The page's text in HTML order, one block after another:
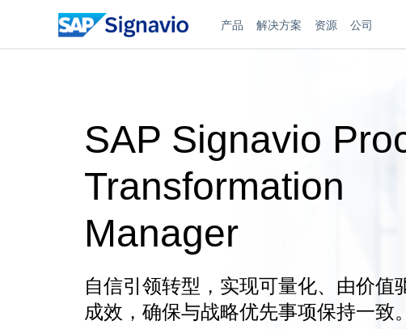
产品 解决方案 资源 公司
SAP Signavio
Transformation
Manager
自信引领转型，实现可量化、由价值
成效，确保与战略优先事项保持一致。